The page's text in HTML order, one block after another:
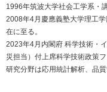
1996年筑波大学社会工学系・
2008年4月慶應義塾大学理工
在に至る。
2023年4月内閣府 科学技術・
災担当）付上席科学技術政策フ
研究分野は応用統計解析、品